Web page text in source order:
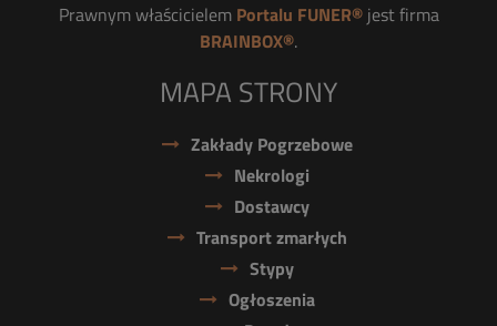
Prawnym właścicielem Portalu FUNER®jest firma
BRAINBOX®.
MAPA STRONY
Zakłady Pogrzebowe
Nekrologi
Dostawcy
Transport zmarłych
Stypy
Ogłoszenia